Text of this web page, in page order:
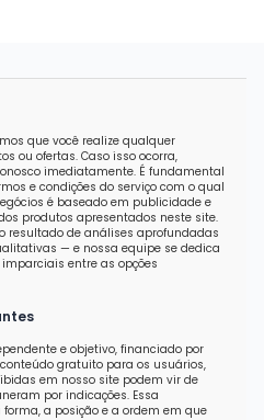
que você realize qualquer
ou ofertas. Caso isso ocorra,
imediatamente. É fundamental
e condições do serviço com o qual
é baseado em publicidade e
produtos apresentados neste site.
resultado de análises aprofundadas
— e nossa equipe se dedica
entre as opções
e objetivo, financiado por
gratuito para os usuários,
em nosso site podem vir de
por indicações. Essa
a posição e a ordem em que